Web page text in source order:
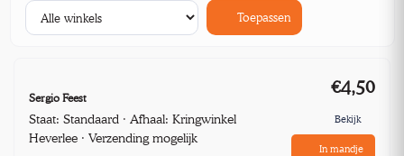
Toepassen
Sergio Feest
Staat: Standaard · Afhaal: Kringwinkel
Heverlee · Verzending mogelijk
€4,50
Bekijk
In mandje